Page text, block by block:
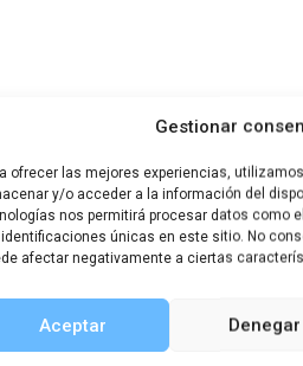
Gestionar
ofrecer las mejores experiencias,
y/o acceder a la información del
nos permitirá procesar datos como
únicas en este sitio. No
afectar negativamente a ciertas
Aceptar Denegar